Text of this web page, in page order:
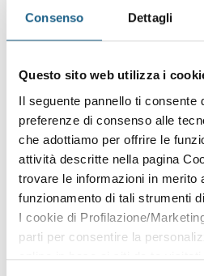
Consenso Dettagli
Questo sito web utilizza i
Il seguente pannello ti consente
preferenze di consenso alle
che adottiamo per offrire le
attività descritte nella pagina
trovare le informazioni in merito
funzionamento di tali strumenti
I cookie di Profilazione/
parti per consentire la
online in base ai siti da te visitati.
diagnostica di malfunzionamenti
l’ambiente di sviluppo software;
strumento di diagnostica;
malfunzionamenti dovuti alla
metodologie di analisi della parte
malfunzionamento;
trappole software per l’analisi di
impiantistici differentemente non
anomalie su comandi continui e
errori su funzioni a interrupt e